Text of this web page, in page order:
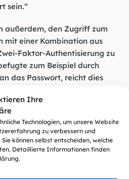
Ihre
Technologien, um unsere Website
zu verbessern und
können selbst entscheiden, welche
Detaillierte Informationen finden
sein.“
außerdem, den Zugriff zum
mit einer Kombination aus
Faktor-Authentisierung zu
zum Beispiel durch
das Passwort, reicht dies
Alternative zu
Passkeys: Da
dank des passwortlosen
mehr merken müssen, kann
Hände geraten.